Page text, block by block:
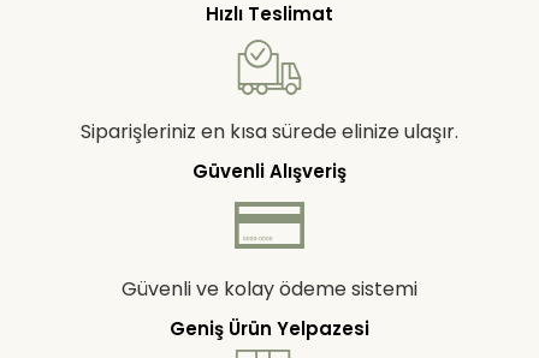
Hızlı Teslimat
Siparişleriniz en kısa sürede elinize ulaşır.
Güvenli Alışveriş
Güvenli ve kolay ödeme sistemi
Geniş Ürün Yelpazesi